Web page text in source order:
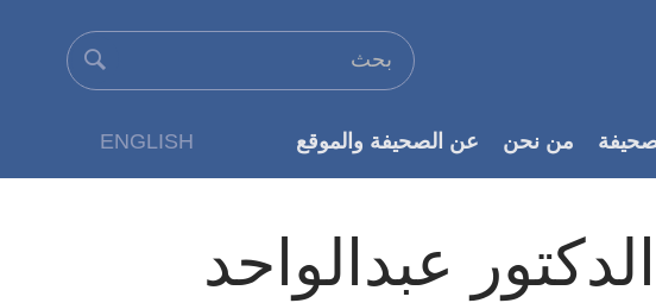
ENGLISH من نحن عن الصحيفة والموقع
عبدالواحد